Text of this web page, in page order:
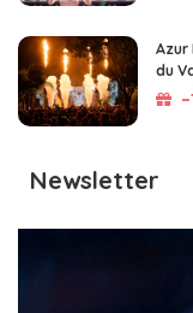
Azur
du
-
Newsletter